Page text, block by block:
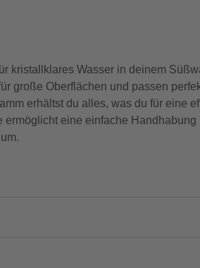
kristallklares Wasser in deinem
große Oberflächen und passen
erhältst du alles, was du für eine
eine einfache